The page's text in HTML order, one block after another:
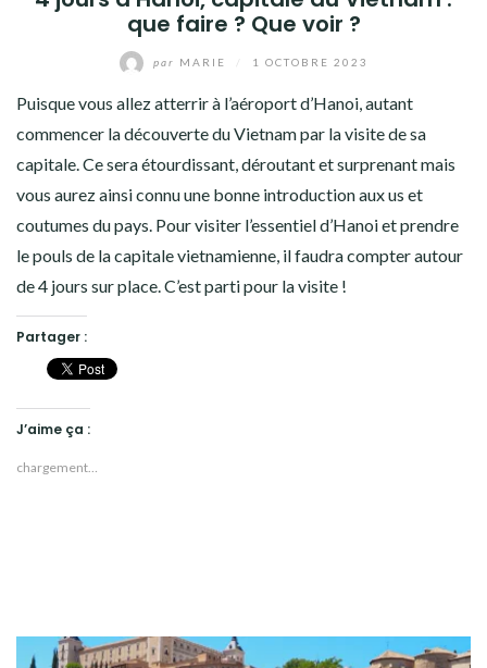
que faire ? Que voir ?
par MARIE 1 OCTOBRE 2023
Puisque vous allez atterrir à l’aéroport d’Hanoi, autant
commencer la découverte du Vietnam par la visite de sa
capitale. Ce sera étourdissant, déroutant et surprenant mais
vous aurez ainsi connu une bonne introduction aux us et
coutumes du pays. Pour visiter l’essentiel d’Hanoi et prendre
le pouls de la capitale vietnamienne, il faudra compter autour
de 4 jours sur place. C’est parti pour la visite !
Partager :
J’aime ça :
chargement…